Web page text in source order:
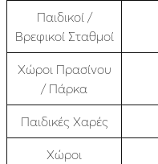
Παιδικοί /
Βρεφικοί Σταθμοί
Χώροι Πρασίνου
/ Πάρκα
Παιδικές Χαρές
Χώροι